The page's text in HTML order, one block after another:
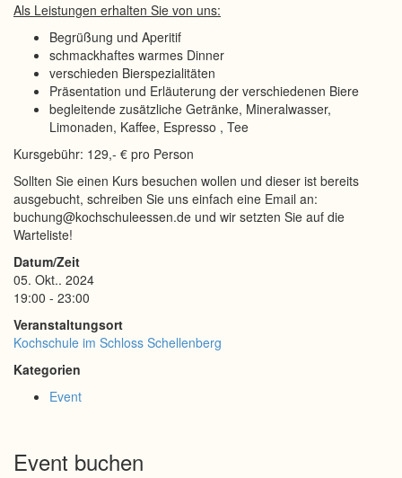
Als Leistungen erhalten Sie von uns:
Begrüßung und Aperitif
schmackhaftes warmes Dinner
verschieden Bierspezialitäten
Präsentation und Erläuterung der verschiedenen Biere
begleitende zusätzliche Getränke, Mineralwasser,
Limonaden, Kaffee, Espresso , Tee
Kursgebühr: 129,- € pro Person
Sollten Sie einen Kurs besuchen wollen und dieser ist bereits
ausgebucht, schreiben Sie uns einfach eine Email an:
buchung@kochschuleessen.de und wir setzten Sie auf die
Warteliste!
Datum/Zeit
05. Okt.. 2024
19:00 - 23:00
Veranstaltungsort
Kochschule im Schloss Schellenberg
Kategorien
Event
Event buchen